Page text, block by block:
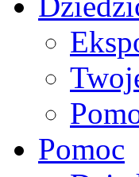
Pomoc